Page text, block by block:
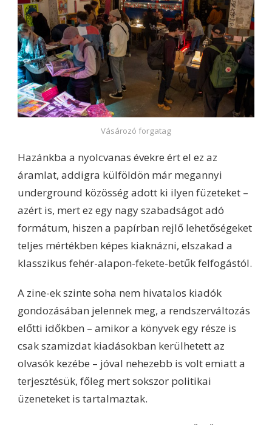
Vásározó forgatag
Hazánkba a nyolcvanas évekre ért el ez az
áramlat, addigra külföldön már megannyi
underground közösség adott ki ilyen füzeteket –
azért is, mert ez egy nagy szabadságot adó
formátum, hiszen a papírban rejlő lehetőségeket
teljes mértékben képes kiaknázni, elszakad a
klasszikus fehér-alapon-fekete-betűk felfogástól.
A zine-ek szinte soha nem hivatalos kiadók
gondozásában jelennek meg, a rendszerváltozás
előtti időkben – amikor a könyvek egy része is
csak szamizdat kiadásokban kerülhetett az
olvasók kezébe – jóval nehezebb is volt emiatt a
terjesztésük, főleg mert sokszor politikai
üzeneteket is tartalmaztak.